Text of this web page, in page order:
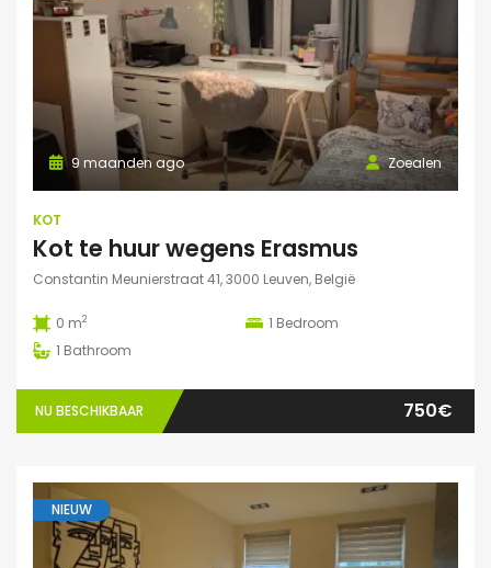
Zoealen
9 maanden ago
KOT
Kot te huur wegens Erasmus
Constantin Meunierstraat 41, 3000 Leuven, België
0 m2 1 Bedroom
1 Bathroom
NU BESCHIKBAAR 750€
NIEUW